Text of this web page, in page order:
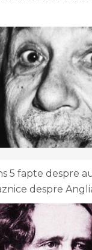
5 fapte despre
despre